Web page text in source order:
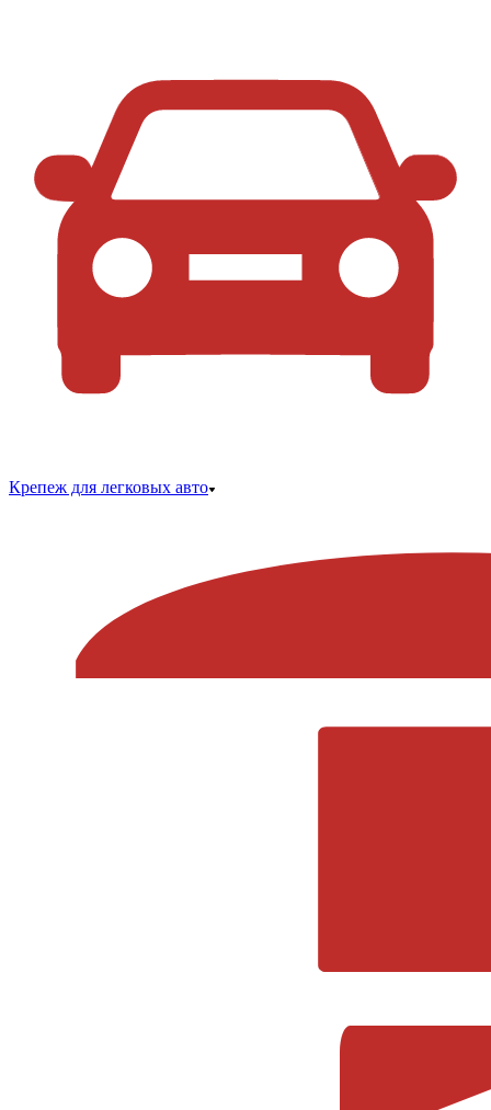
Крепеж для легковых авто